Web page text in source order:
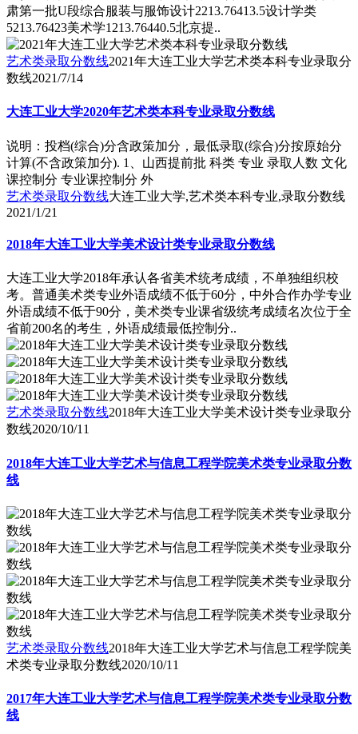
肃第一批U段综合服装与服饰设计2213.76413.5设计学类
5213.76423美术学1213.76440.5北京提..
艺术类录取分数线2021年大连工业大学艺术类本科专业录取分
数线2021/7/14
大连工业大学2020年艺术类本科专业录取分数线
说明：投档(综合)分含政策加分，最低录取(综合)分按原始分
计算(不含政策加分). 1、山西提前批 科类 专业 录取人数 文化
课控制分 专业课控制分 外
艺术类录取分数线大连工业大学,艺术类本科专业,录取分数线
2021/1/21
2018年大连工业大学美术设计类专业录取分数线
大连工业大学2018年承认各省美术统考成绩，不单独组织校
考。普通美术类专业外语成绩不低于60分，中外合作办学专业
外语成绩不低于90分，美术类专业课省级统考成绩名次位于全
省前200名的考生，外语成绩最低控制分..
艺术类录取分数线2018年大连工业大学美术设计类专业录取分
数线2020/10/11
2018年大连工业大学艺术与信息工程学院美术类专业录取分数
线
艺术类录取分数线2018年大连工业大学艺术与信息工程学院美
术类专业录取分数线2020/10/11
2017年大连工业大学艺术与信息工程学院美术类专业录取分数
线